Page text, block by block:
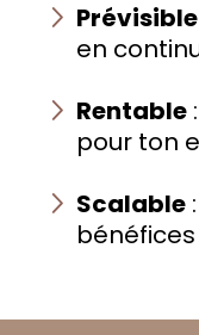
Prévisible
en
Rentable
pour ton
Scalable:
bénéfices